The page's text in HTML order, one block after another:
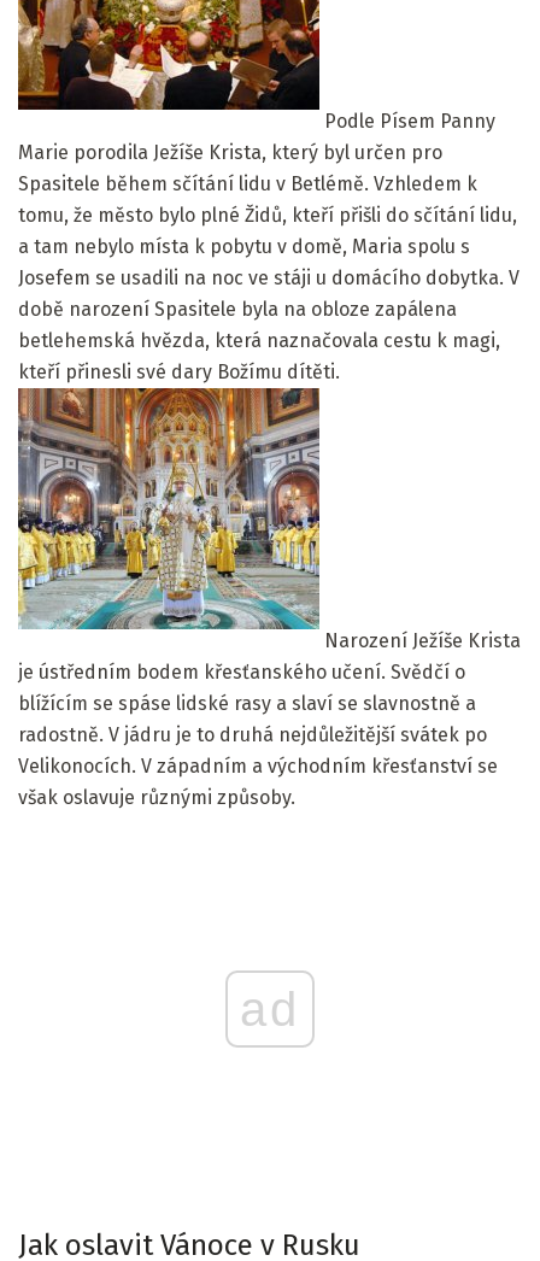
Podle Písem Panny
Marie porodila Ježíše Krista, který byl určen pro
Spasitele během sčítání lidu v Betlémě. Vzhledem k
tomu, že město bylo plné Židů, kteří přišli do sčítání lidu,
a tam nebylo místa k pobytu v domě, Maria spolu s
Josefem se usadili na noc ve stáji u domácího dobytka. V
době narození Spasitele byla na obloze zapálena
betlehemská hvězda, která naznačovala cestu k magi,
kteří přinesli své dary Božímu dítěti.
Narození Ježíše Krista
je ústředním bodem křesťanského učení. Svědčí o
blížícím se spáse lidské rasy a slaví se slavnostně a
radostně. V jádru je to druhá nejdůležitější svátek po
Velikonocích. V západním a východním křesťanství se
však oslavuje různými způsoby.
ad
Jak oslavit Vánoce v Rusku